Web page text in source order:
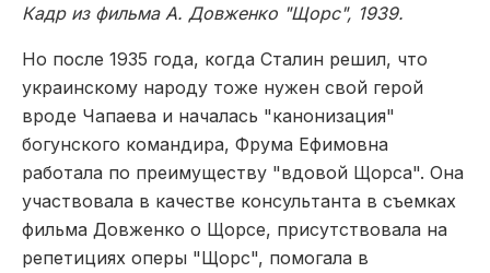
Кадр из фильма А. Довженко "Щорс", 1939.
Но после 1935 года, когда Сталин решил, что
украинскому народу тоже нужен свой герой
вроде Чапаева и началась "канонизация"
богунского командира, Фрума Ефимовна
работала по преимуществу "вдовой Щорса". Она
участвовала в качестве консультанта в съемках
фильма Довженко о Щорсе, присутствовала на
репетициях оперы "Щорс", помогала в